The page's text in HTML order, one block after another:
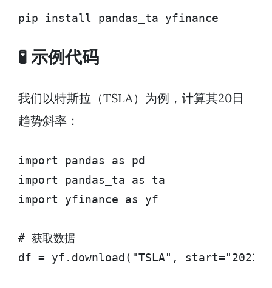
pip install pandas_ta yfinance
🧪 示例代码
我们以特斯拉（TSLA）为例，计算其20日
趋势斜率：
import pandas as pd
import pandas_ta as ta
import yfinance as yf
# 获取数据
df = yf.download("TSLA", start="2023-